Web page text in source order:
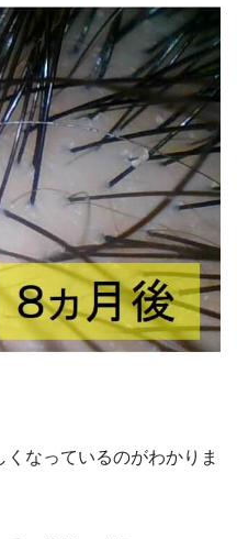
なっているのがわかりま